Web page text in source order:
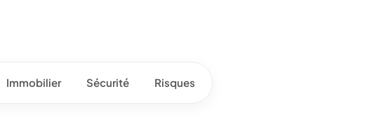
Immobilier Sécurité Risques